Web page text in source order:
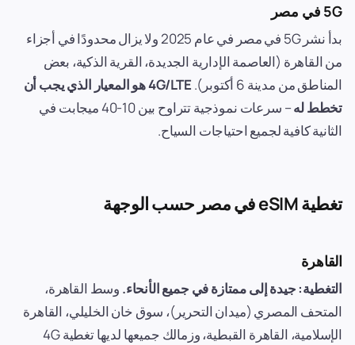
5G في مصر
بدأ نشر 5G في مصر في عام 2025 ولا يزال محدودًا في أجزاء
من القاهرة (العاصمة الإدارية الجديدة، القرية الذكية، بعض
المناطق من مدينة 6 أكتوبر).
4G/LTE هو المعيار الذي يجب أن
تخطط له
– سرعات نموذجية تتراوح بين 10-40 ميجابت في
الثانية كافية لجميع احتياجات السياح.
تغطية eSIM في مصر حسب الوجهة
القاهرة
التغطية: جيدة إلى ممتازة في جميع الأنحاء. وسط القاهرة،
المتحف المصري (ميدان التحرير)، سوق خان الخليلي، القاهرة
الإسلامية، القاهرة القبطية، وزمالك جميعها لديها تغطية 4G